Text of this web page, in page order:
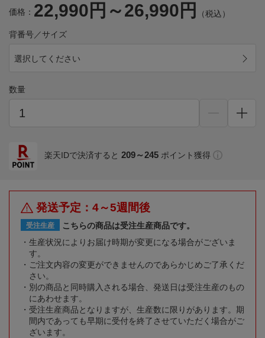
価格： 22,990円～26,990円 （税込）
背番号／サイズ
選択してください
数量
楽天IDで決済すると 209～245 ポイント獲得
発送予定：4～5週間後
受注生産
こちらの商品は受注生産商品です。
生産状況によりお届け時期が変更になる場合がございま
す。
ご注文内容の変更ができませんのであらかじめご了承くだ
さい。
別の商品と同時購入される場合、発送日は受注生産のもの
にあわせます。
受注生産商品となりますが、生産数に限りがあります。期
間内であっても早期に受付を終了させていただく場合がご
ざいます。